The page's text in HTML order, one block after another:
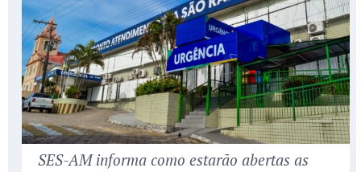
SES-AM informa como estarão abertas as